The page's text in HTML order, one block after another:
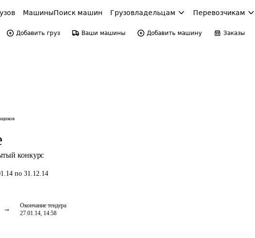
МашиныПоиск машин Грузовладельцам Перевозчикам
Добавить груз Ваши машины Добавить машину Заказы
конкурс
по 31.12.14
Окончание тендера
27.01.14, 14:58